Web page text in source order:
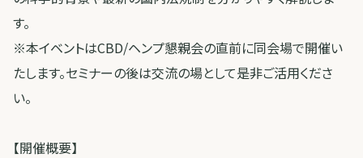
す。
※本イベントはCBD/ヘンプ懇親会の直前に同会場で開催い
たします。セミナーの後は交流の場として是非ご活用くださ
い。
【開催概要】